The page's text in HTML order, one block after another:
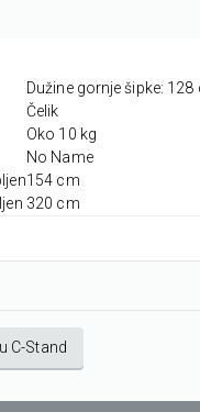
Dužine gornje šipke: 128
Čelik
Oko 10 kg
No Name
154 cm
320 cm
C-Stand